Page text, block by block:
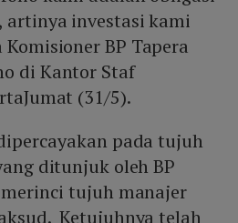
artinya investasi kami
BP Tapera
di Kantor Staf
(31/5).
pada tujuh
ditunjuk oleh BP
tujuh manajer
Ketujuhnya telah